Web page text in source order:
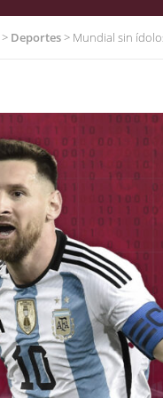
> Deportes> Mundial sin